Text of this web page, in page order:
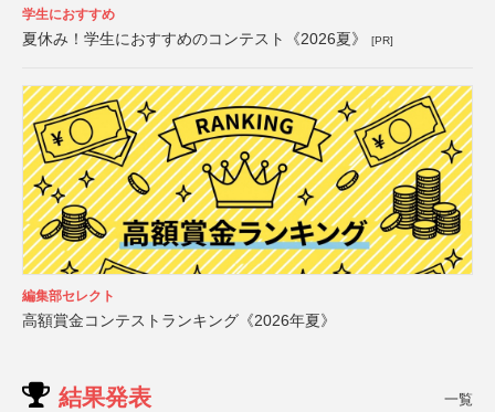
学生におすすめ
夏休み！学生におすすめのコンテスト《2026夏》 [PR]
編集部セレクト
高額賞金コンテストランキング《2026年夏》
結果発表 一覧